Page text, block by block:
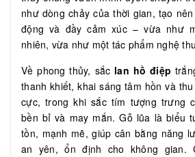
như dòng chảy của thời gian, tạo
động và đầy cảm xúc – vừa như
nhiên, vừa như một tác phẩm nghệ
Về phong thủy, sắc lan hồ điệp
thanh khiết, khai sáng tâm hồn và
cực, trong khi sắc tím tượng trưng
bền bỉ và may mắn. Gỗ lũa là biểu
tồn, mạnh mẽ, giúp cân bằng năng
an yên, ổn định cho không gian.